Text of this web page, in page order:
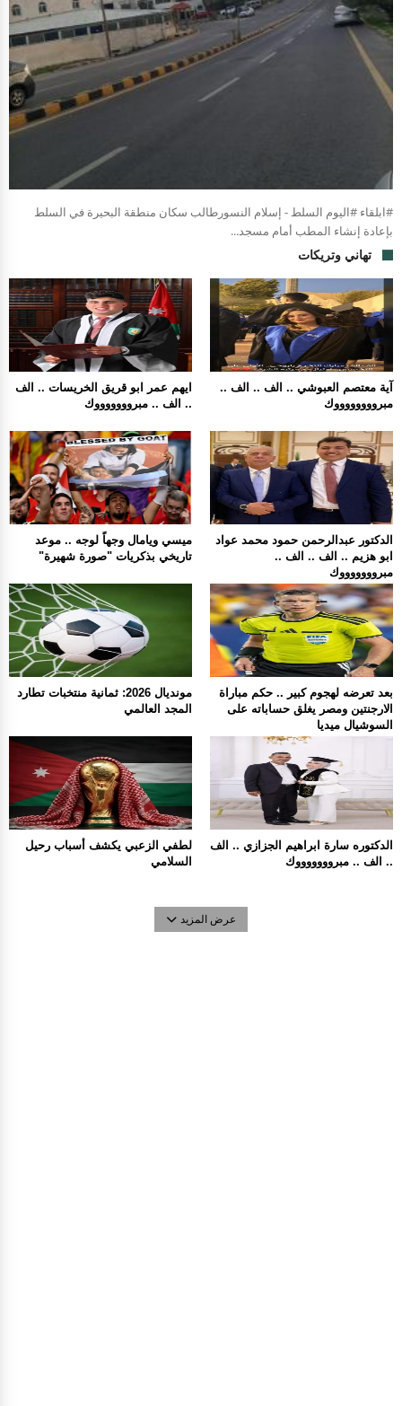
#ابلقاء #اليوم السلط - إسلام النسورطالب سكان منطقة البحيرة في السلط
بإعادة إنشاء المطب أمام مسجد...
تهاني وتريكات
ايهم عمر ابو قريق الخريسات .. الف
.. الف .. مبروووووووك
آية معتصم العبوشي .. الف .. الف ..
مبرووووووووك
ميسي ويامال وجهاً لوجه .. موعد
تاريخي بذكريات "صورة شهيرة"
الدكتور عبدالرحمن حمود محمد عواد
ابو هزيم .. الف .. الف ..
مبروووووووك
مونديال 2026: ثمانية منتخبات تطارد
المجد العالمي
بعد تعرضه لهجوم كبير .. حكم مباراة
الارجنتين ومصر يغلق حساباته على
السوشيال ميديا
لطفي الزعبي يكشف أسباب رحيل
السلامي
الدكتوره سارة ابراهيم الجزازي .. الف
.. الف .. مبروووووووك
عرض المزيد